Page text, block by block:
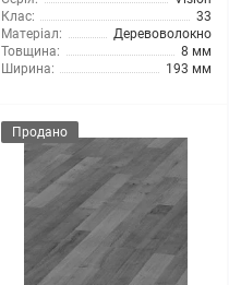
Клас:
33
Матеріал:
Деревоволокно
Товщина:
8 мм
Ширина:
193 мм
Продано